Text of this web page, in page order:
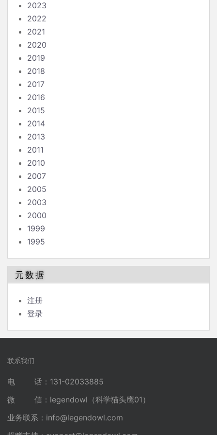
2023
2022
2021
2020
2019
2018
2017
2016
2015
2014
2013
2011
2010
2007
2005
2003
2000
1999
1995
元数据
注册
登录
联系我们
电 话：131-02033885
微 信：legendowl（科学猫头鹰01）
业务联系： info@legendowl.com